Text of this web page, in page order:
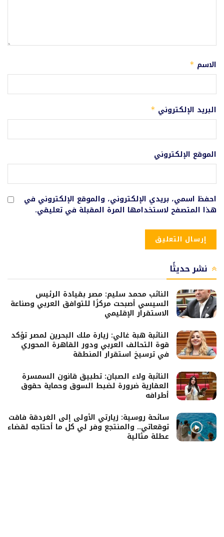
الاسم *
البريد الإلكتروني *
الموقع الإلكتروني
احفظ اسمي، بريدي الإلكتروني، والموقع الإلكتروني في
هذا المتصفح لاستخدامها المرة المقبلة في تعليقي.
نشر حديثًا
النائب محمد سليم: مصر بقيادة الرئيس
السيسي أصبحت مركزًا للتوافق العربي وصناعة
الاستقرار الإقليمي
النائبة هبة غالي: زيارة ملك البحرين لمصر تؤكد
قوة التحالف العربي ودور القاهرة المحوري
في ترسيخ استقرار المنطقة
النائبة ولاء الصبان: تطبيق قانون السمسرة
العقارية ضرورة لضبط السوق وحماية حقوق
أطرافه
سائحة روسية: زيارتي الأولى إلى الغردقة فاقت
توقعاتي.. والمنتجع وفر لي كل ما أحتاجه لقضاء
عطلة مثالية